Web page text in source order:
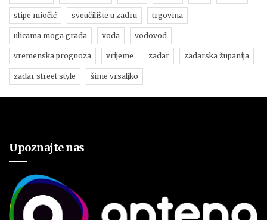
stipe miočić sveučilište u zadru trgovina
ulicama moga grada voda vodovod
vremenska prognoza vrijeme zadar zadarska županija
zadar street style šime vrsaljko
Upoznajte nas